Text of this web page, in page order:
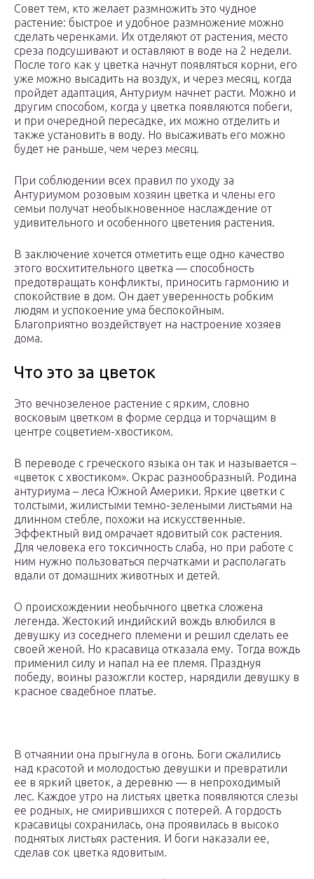
Совет тем, кто желает размножить это чудное
растение: быстрое и удобное размножение можно
сделать черенками. Их отделяют от растения, место
среза подсушивают и оставляют в воде на 2 недели.
После того как у цветка начнут появляться корни, его
уже можно высадить на воздух, и через месяц, когда
пройдет адаптация, Антуриум начнет расти. Можно и
другим способом, когда у цветка появляются побеги,
и при очередной пересадке, их можно отделить и
также установить в воду. Но высаживать его можно
будет не раньше, чем через месяц.
При соблюдении всех правил по уходу за
Антуриумом розовым хозяин цветка и члены его
семьи получат необыкновенное наслаждение от
удивительного и особенного цветения растения.
В заключение хочется отметить еще одно качество
этого восхитительного цветка — способность
предотвращать конфликты, приносить гармонию и
спокойствие в дом. Он дает уверенность робким
людям и успокоение ума беспокойным.
Благоприятно воздействует на настроение хозяев
дома.
Что это за цветок
Это вечнозеленое растение с ярким, словно
восковым цветком в форме сердца и торчащим в
центре соцветием-хвостиком.
В переводе с греческого языка он так и называется –
«цветок с хвостиком». Окрас разнообразный. Родина
антуриума – леса Южной Америки. Яркие цветки с
толстыми, жилистыми темно-зелеными листьями на
длинном стебле, похожи на искусственные.
Эффектный вид омрачает ядовитый сок растения.
Для человека его токсичность слаба, но при работе с
ним нужно пользоваться перчатками и располагать
вдали от домашних животных и детей.
О происхождении необычного цветка сложена
легенда. Жестокий индийский вождь влюбился в
девушку из соседнего племени и решил сделать ее
своей женой. Но красавица отказала ему. Тогда вождь
применил силу и напал на ее племя. Празднуя
победу, воины разожгли костер, нарядили девушку в
красное свадебное платье.
В отчаянии она прыгнула в огонь. Боги сжалились
над красотой и молодостью девушки и превратили
ее в яркий цветок, а деревню — в непроходимый
лес. Каждое утро на листьях цветка появляются слезы
ее родных, не смирившихся с потерей. А гордость
красавицы сохранилась, она проявилась в высоко
поднятых листьях растения. И боги наказали ее,
сделав сок цветка ядовитым.